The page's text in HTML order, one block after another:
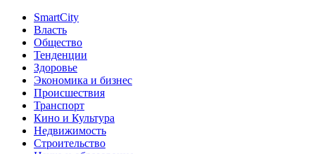
SmartCity
Власть
Общество
Тенденции
Здоровье
Экономика и бизнес
Происшествия
Транспорт
Кино и Культура
Недвижимость
Строительство